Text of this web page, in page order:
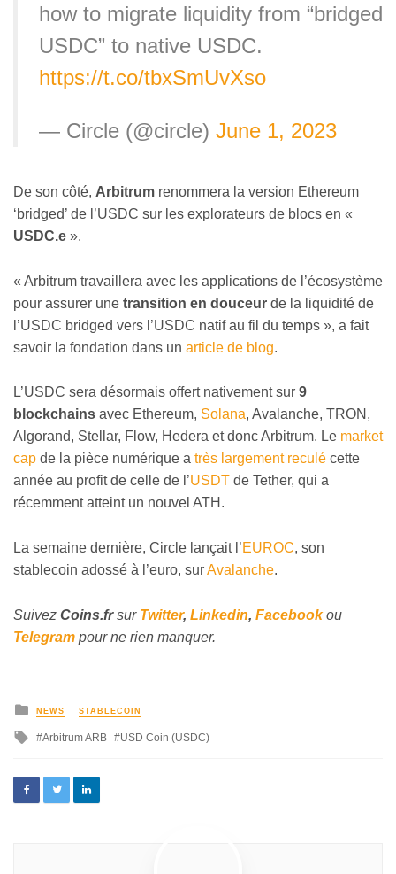
how to migrate liquidity from “bridged
USDC” to native USDC.
https://t.co/tbxSmUvXso
— Circle (@circle) June 1, 2023
De son côté, Arbitrum renommera la version Ethereum
‘bridged’ de l’USDC sur les explorateurs de blocs en «
USDC.e ».
« Arbitrum travaillera avec les applications de l’écosystème
pour assurer une transition en douceur de la liquidité de
l’USDC bridged vers l’USDC natif au fil du temps », a fait
savoir la fondation dans un article de blog.
L’USDC sera désormais offert nativement sur 9
blockchains avec Ethereum, Solana, Avalanche, TRON,
Algorand, Stellar, Flow, Hedera et donc Arbitrum. Le market
cap de la pièce numérique a très largement reculé cette
année au profit de celle de l’USDT de Tether, qui a
récemment atteint un nouvel ATH.
La semaine dernière, Circle lançait l’EUROC, son
stablecoin adossé à l’euro, surAvalanche.
Suivez Coins.frsur Twitter, Linkedin, Facebookou
Telegram pour ne rien manquer.
NEWS STABLECOIN
Arbitrum ARB USD Coin (USDC)